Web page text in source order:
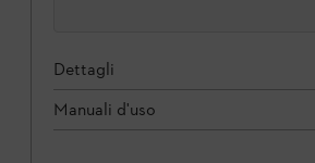
Dettagli
Manuali d'uso